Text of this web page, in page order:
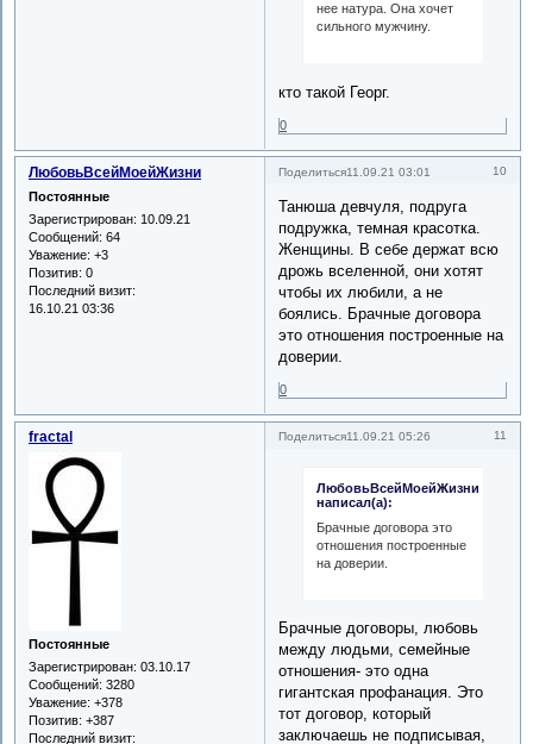
нее натура. Она хочет
сильного мужчину.
кто такой Георг.
0
Поделиться 10
11.09.21 03:01
ЛюбовьВсейМоейЖизни
Постоянные
Зарегистрирован: 10.09.21
Сообщений: 64
Уважение: +3
Позитив: 0
Последний визит:
16.10.21 03:36
Танюша девчуля, подруга
подружка, темная красотка.
Женщины. В себе держат всю
дрожь вселенной, они хотят
чтобы их любили, а не
боялись. Брачные договора
это отношения построенные на
доверии.
0
Поделиться 11
11.09.21 05:26
fractal
Постоянные
Зарегистрирован: 03.10.17
Сообщений: 3280
Уважение: +378
Позитив: +387
Последний визит:
ЛюбовьВсейМоейЖизни
написал(а):
Брачные договора это
отношения построенные
на доверии.
Брачные договоры, любовь
между людьми, семейные
отношения- это одна
гигантская профанация. Это
тот договор, который
заключаешь не подписывая,